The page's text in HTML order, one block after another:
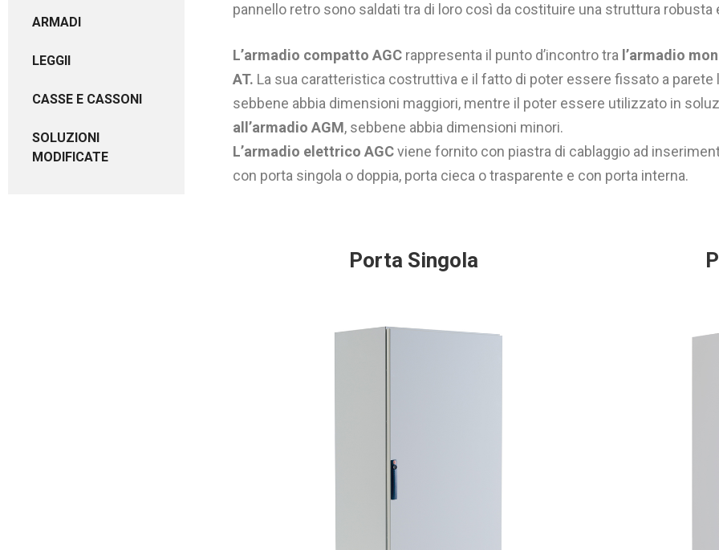
ARMADI
LEGGII
CASSE E CASSONI
SOLUZIONI
MODIFICATE
pannello retro sono saldati tra di loro così da costituire una struttura robusta
L’armadio compatto AGC rappresenta il punto d’incontro tra l’armadio
AT. La sua caratteristica costruttiva e il fatto di poter essere fissato a parete
sebbene abbia dimensioni maggiori, mentre il poter essere utilizzato in
all’armadio AGM, sebbene abbia dimensioni minori.
L’armadio elettrico AGCviene fornito con piastra di cablaggio ad
con porta singola o doppia, porta cieca o trasparente e con porta interna.
Porta Singola